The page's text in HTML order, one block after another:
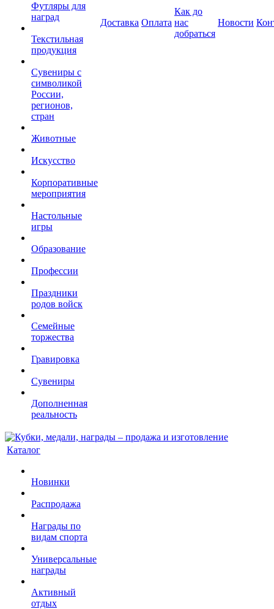
Футляры для
наград
Текстильная
продукция
Сувениры с
символикой
России,
регионов,
стран
Животные
Искусство
Корпоративные
мероприятия
Настольные
игры
Образование
Профессии
Праздники
родов войск
Семейные
торжества
Гравировка
Сувениры
Дополненная
реальность
Доставка Оплата
Как до
нас
добраться
Новости
Каталог
Новинки
Распродажа
Награды по
видам спорта
Универсальные
награды
Активный
отдых